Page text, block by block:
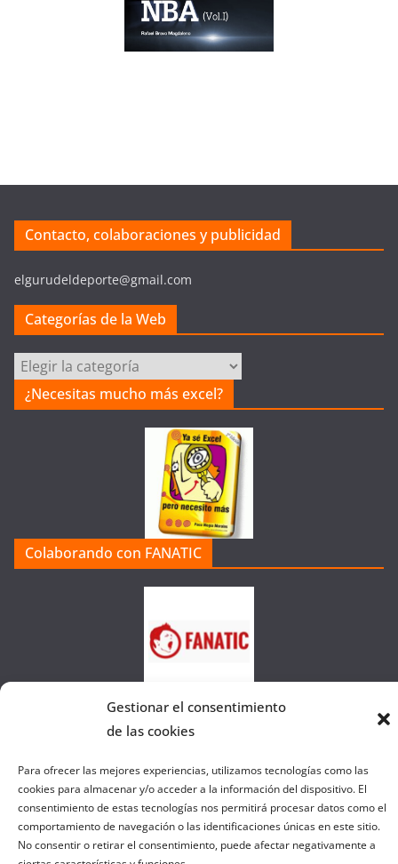
Contacto, colaboraciones y publicidad
elgurudeldeporte@gmail.com
Categorías de la Web
a
t
a
¿Necesitas mucho más excel?
Colaborando con FANATIC
Copyright © 2026el gurú del basket. Todos los derechos
reservados.
Tema:ColorMagpor ThemeGrill. Funciona conWordPress.
Gestionar el consentimiento
de las cookies
Para ofrecer las mejores experiencias, utilizamos tecnologías como las
cookies para almacenar y/o acceder a la información del dispositivo. El
consentimiento de estas tecnologías nos permitirá procesar datos como el
comportamiento de navegación o las identificaciones únicas en este sitio.
No consentir o retirar el consentimiento, puede afectar negativamente a